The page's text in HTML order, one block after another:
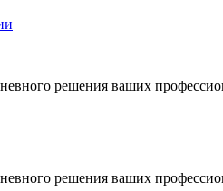
решения ваших
решения ваших